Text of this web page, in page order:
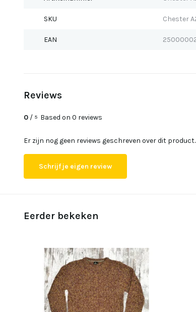
SKU Chester
EAN
Reviews
0 / 5 Based on 0 reviews
Er zijn nog geen reviews geschreven over dit product..
Schrijf je eigen review
Eerder bekeken